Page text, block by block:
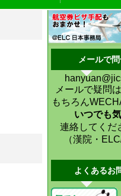
メールで
メールで疑問
もちろん
いつでも
連絡してくだ
（漢院・
よくあるお